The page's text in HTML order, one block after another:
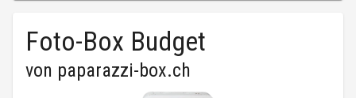
Foto-Box Budget
von paparazzi-box.ch